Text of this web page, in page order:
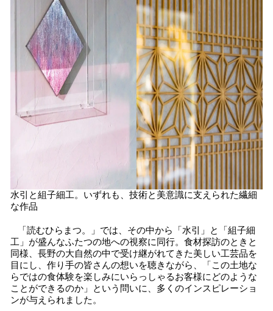
水引と組子細工。いずれも、技術と美意識に支えられた繊細
な作品
「読むひらまつ。」では、その中から「水引」と「組子細
工」が盛んなふたつの地への視察に同行。食材探訪のときと
同様、長野の大自然の中で受け継がれてきた美しい工芸品を
目にし、作り手の皆さんの想いを聴きながら、「この土地な
らではの食体験を楽しみにいらっしゃるお客様にどのような
ことができるのか」という問いに、多くのインスピレーショ
ンが与えられました。